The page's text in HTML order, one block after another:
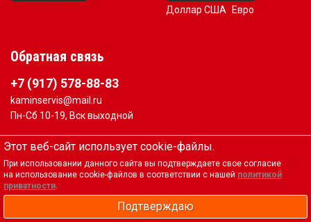
Доллар США
Евро
Обратная связь
+7 (917) 578-88-83
kaminservis@mail.ru
Пн-Сб 10-19, Вск выходной
Вся представленная на сайте информация, касающаяся
технических характеристик, наличия на складе,
стоимости товаров, носит информационный характер и
не является публичной офертой, определяемой
положениями Статьи 437(2) Гражданского кодекса РФ
Этот веб-сайт использует cookie-файлы.
При использовании данного сайта вы подтверждаете свое согласие
на использование cookie-файлов в соответствии с нашей политикой
приватности.
Подтверждаю